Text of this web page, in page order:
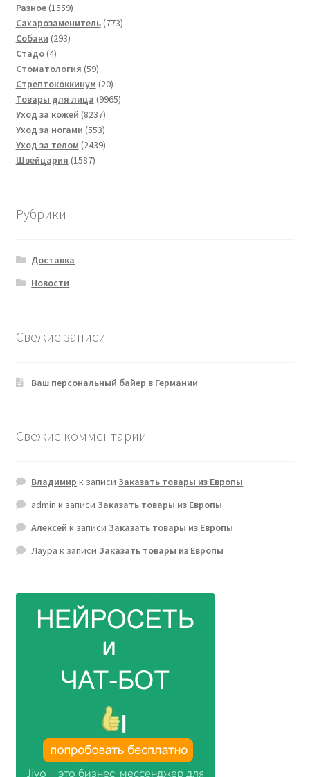
товаров
Разное 15591559
товаров
Сахарозаменитель 773773
Собаки 293293
Стадо 44
товара
Стоматология 5959
товаров
Стрептококкинум 2020
товаров
Товары для лица 99659965
Уход за кожей 82378237
товаров
Уход за ногами 553553
товара
Уход за телом 24392439
Швейцария 15871587
Рубрики
Доставка
Новости
Свежие записи
Ваш персональный байер в Германии
Свежие комментарии
Владимир к записиЗаказать товары из Европы
admin к записиЗаказать товары из Европы
Алексей к записиЗаказать товары из Европы
Лаура к записиЗаказать товары из Европы